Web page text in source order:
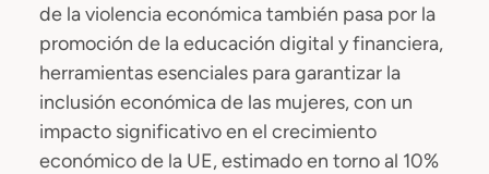
de la violencia económica también pasa por la
promoción de la educación digital y financiera,
herramientas esenciales para garantizar la
inclusión económica de las mujeres, con un
impacto significativo en el crecimiento
económico de la UE, estimado en torno al 10%